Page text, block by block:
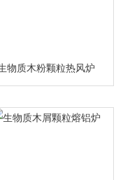
物质木粉颗粒热风炉